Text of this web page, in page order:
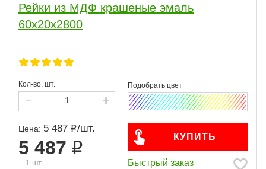
Рейки из МДФ крашеные эмаль
60х20х2800
Кол-во, шт.
Цена: 5 487 /шт.
5 487
= 1 шт.
КУПИТЬ
Быстрый заказ